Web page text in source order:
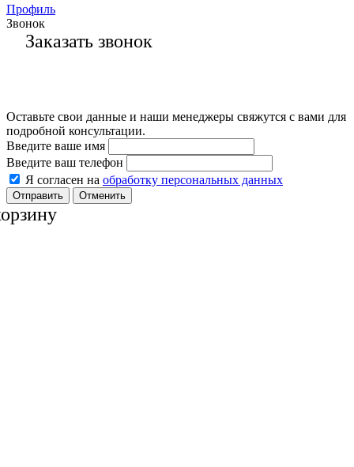
Профиль
Звонок
Заказать звонок
Оставьте свои данные и наши менеджеры свяжутся с вами для
подробной консультации.
Введите ваше имя
Введите ваш телефон
Я согласен на обработку персональных данных
Отменить